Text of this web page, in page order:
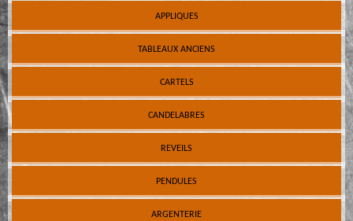
APPLIQUES
TABLEAUX ANCIENS
CARTELS
CANDELABRES
REVEILS
PENDULES
ARGENTERIE